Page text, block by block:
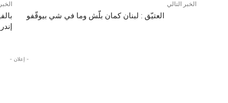
الخبر التالي
العتيّق : لبنان كمان بلّش وما في شي بيوقّفو
- إعلان -